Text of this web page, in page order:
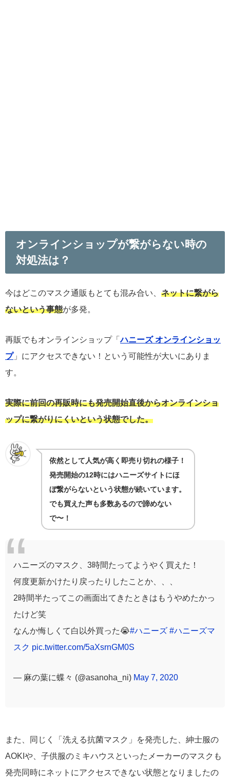
オンラインショップが繋がらない時の
対処法は？
今はどこのマスク通販もとても混み合い、 ネットに繋がら
ないという事態が多発。
再販でもオンラインショップ「 ハニーズ オンラインショッ
プ」にアクセスできない！という可能性が大いにありま
す。
実際に前回の再販時にも発売開始直後からオンラインショ
ップに繋がりにくいという状態でした。
依然として人気が高く即売り切れの様子！
発売開始の12時にはハニーズサイトにほ
ぼ繋がらないという状態が続いています。
でも買えた声も多数あるので諦めない
で〜！
ハニーズのマスク、3時間たってようやく買えた！
何度更新かけたり戻ったりしたことか、、、
2時間半たってこの画面出てきたときはもうやめたかっ
たけど笑
なんか悔しくて白以外買った😭#ハニーズ #ハニーズマ
スク pic.twitter.com/5aXsrnGM0S
— 麻の葉に蝶々 (@asanoha_ni) May 7, 2020
また、同じく「洗える抗菌マスク」を発売した、紳士服の
AOKIや、子供服のミキハウスといったメーカーのマスクも
発売同時にネットにアクセスできない状態となりましたの